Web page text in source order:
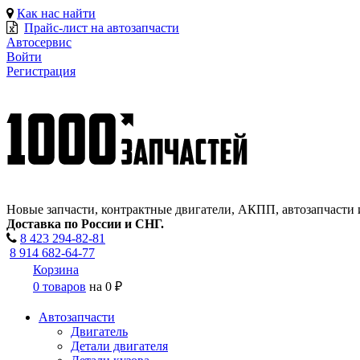
Как нас найти
Прайс-лист на автозапчасти
Автосервис
Войти
Регистрация
Новые запчасти, контрактные двигатели, АКПП,
Доставка по России и СНГ.
8 423 294-82-81
8 914 682-64-77
Корзина
0 товаров на 0 ₽
Автозапчасти
Двигатель
Детали двигателя